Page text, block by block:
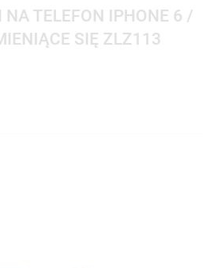
NA TELEFON IPHONE 6 /
SIĘ ZLZ113